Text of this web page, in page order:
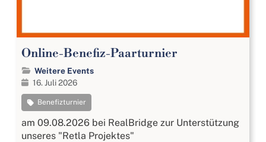
Online-Benefiz-Paarturnier
Weitere Events
16. Juli 2026
Benefizturnier
am 09.08.2026 bei RealBridge zur Unterstützung
unseres "Retla Projektes"